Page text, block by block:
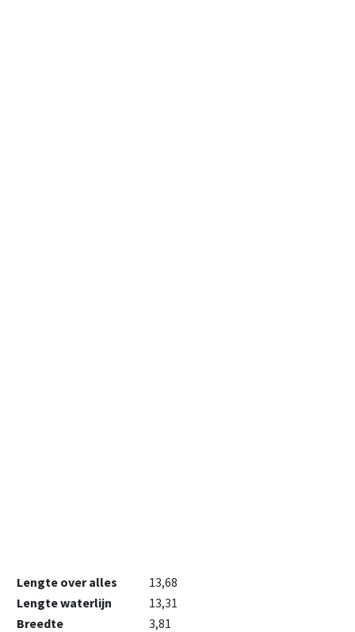
Lengte over alles
13,68
Lengte waterlijn
13,31
Breedte
3,81